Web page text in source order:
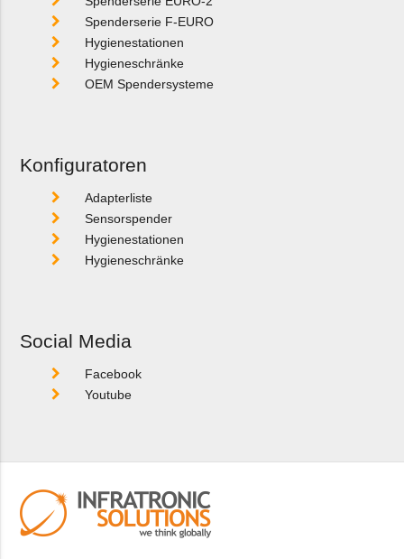
Spenderserie F-EURO
Hygienestationen
Hygieneschränke
OEM Spendersysteme
Konfiguratoren
Adapterliste
Sensorspender
Hygienestationen
Hygieneschränke
Social Media
Facebook
Youtube